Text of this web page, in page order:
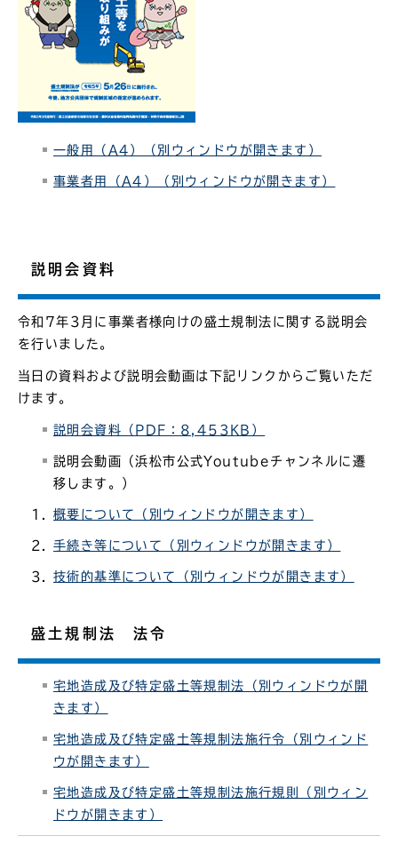
一般用（A4）（別ウィンドウが開きます）
事業者用（A4）（別ウィンドウが開きます）
説明会資料
令和7年3月に事業者様向けの盛土規制法に関する説明会
を行いました。
当日の資料および説明会動画は下記リンクからご覧いただ
けます。
説明会資料（PDF：8,453KB）
説明会動画（浜松市公式Youtubeチャンネルに遷
移します。）
概要について（別ウィンドウが開きます）
手続き等について（別ウィンドウが開きます）
技術的基準について（別ウィンドウが開きます）
盛土規制法 法令
宅地造成及び特定盛土等規制法（別ウィンドウが開
きます）
宅地造成及び特定盛土等規制法施行令（別ウィンド
ウが開きます）
宅地造成及び特定盛土等規制法施行規則（別ウィン
ドウが開きます）